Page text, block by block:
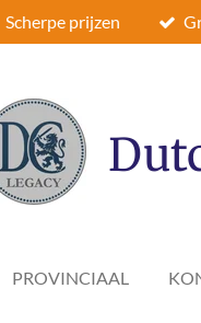
Scherpe prijzen
PROVINCIAAL